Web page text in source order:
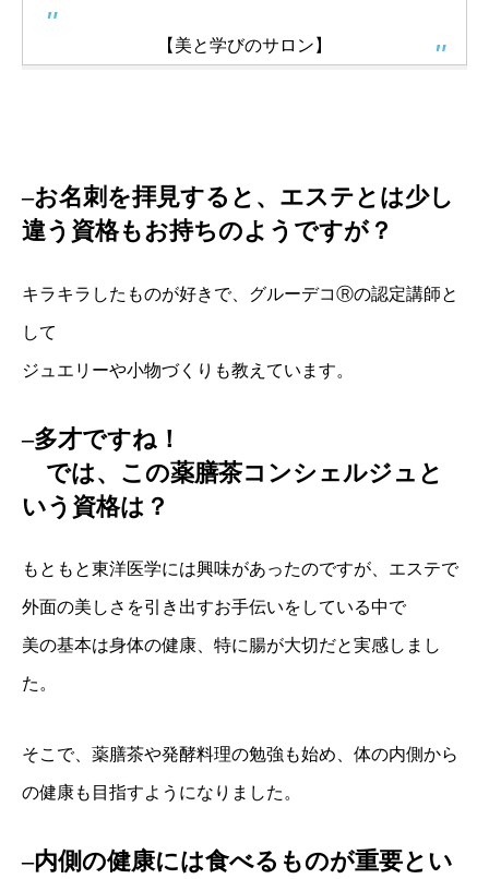
【美と学びのサロン】
–お名刺を拝見すると、エステとは少し
違う資格もお持ちのようですが？
キラキラしたものが好きで、グルーデコⓇの認定講師と
して
ジュエリーや小物づくりも教えています。
–多才ですね！
では、この薬膳茶コンシェルジュと
いう資格は？
もともと東洋医学には興味があったのですが、エステで
外面の美しさを引き出すお手伝いをしている中で
美の基本は身体の健康、特に腸が大切だと実感しまし
た。
そこで、薬膳茶や発酵料理の勉強も始め、体の内側から
の健康も目指すようになりました。
–内側の健康には食べるものが重要とい